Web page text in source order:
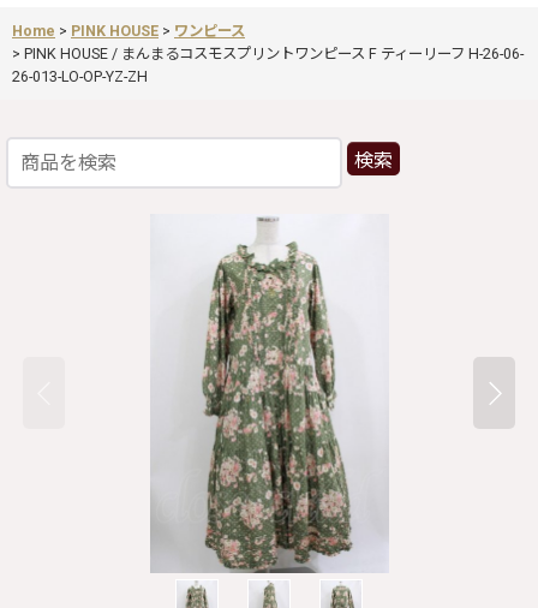
Home > PINK HOUSE > ワンピース
> PINK HOUSE / まんまるコスモスプリントワンピース F ティーリーフ H-26-06-
26-013-LO-OP-YZ-ZH
検索